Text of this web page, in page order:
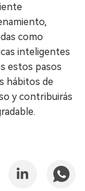
como
inteligentes
estos pasos
hábitos de
y contribuirás